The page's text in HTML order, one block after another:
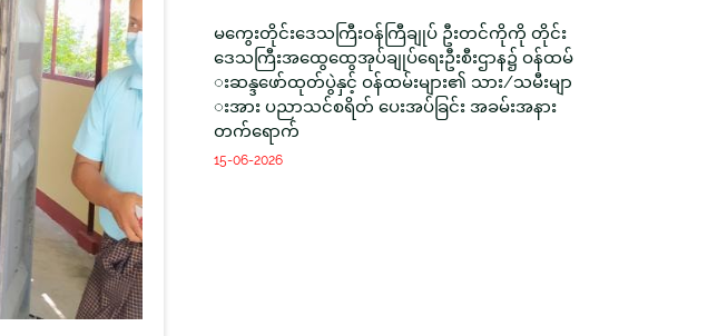
မကွေးတိုင်းဒေသကြီးဝန်ကြီချုပ် ဦးတင်ကိုကို တိုင်း
ဒေသကြီးအထွေထွေအုပ်ချုပ်ရေးဦးစီးဌာန၌ ဝန်ထမ်
းဆန္ဒဖော်ထုတ်ပွဲနှင့် ဝန်ထမ်းများ၏ သား/သမီးမျာ
းအား ပညာသင်စရိတ် ပေးအပ်ခြင်း အခမ်းအနား
တက်ရောက်
15-06-2026